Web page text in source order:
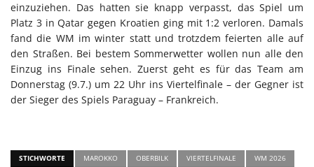
einzuziehen. Das hatten sie knapp verpasst, das Spiel um
Platz 3 in Qatar gegen Kroatien ging mit 1:2 verloren. Damals
fand die WM im winter statt und trotzdem feierten alle auf
den Straßen. Bei bestem Sommerwetter wollen nun alle den
Einzug ins Finale sehen. Zuerst geht es für das Team am
Donnerstag (9.7.) um 22 Uhr ins Viertelfinale – der Gegner ist
der Sieger des Spiels Paraguay – Frankreich.
STICHWORTE MAROKKO OBERBILK VIERTELFINALE WM 2026